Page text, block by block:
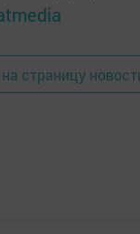
страницу